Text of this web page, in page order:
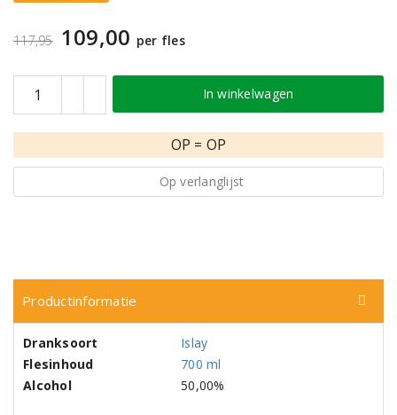
117,95 109,00 per fles
In winkelwagen
OP = OP
Op verlanglijst
Productinformatie
Dranksoort
Islay
Flesinhoud
700 ml
Alcohol
50,00%